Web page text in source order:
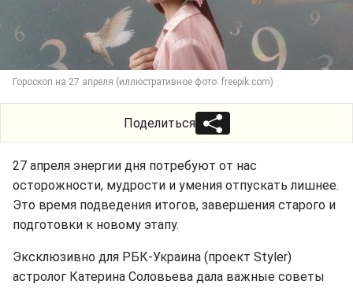
Гороскоп на 27 апреля (иллюстративное фото: freepik.com)
Поделиться
27 апреля энергии дня потребуют от нас
осторожности, мудрости и умения отпускать лишнее.
Это время подведения итогов, завершения старого и
подготовки к новому этапу.
Эксклюзивно для РБК-Украина (проект Styler)
астролог Катерина Соловьева дала важные советы